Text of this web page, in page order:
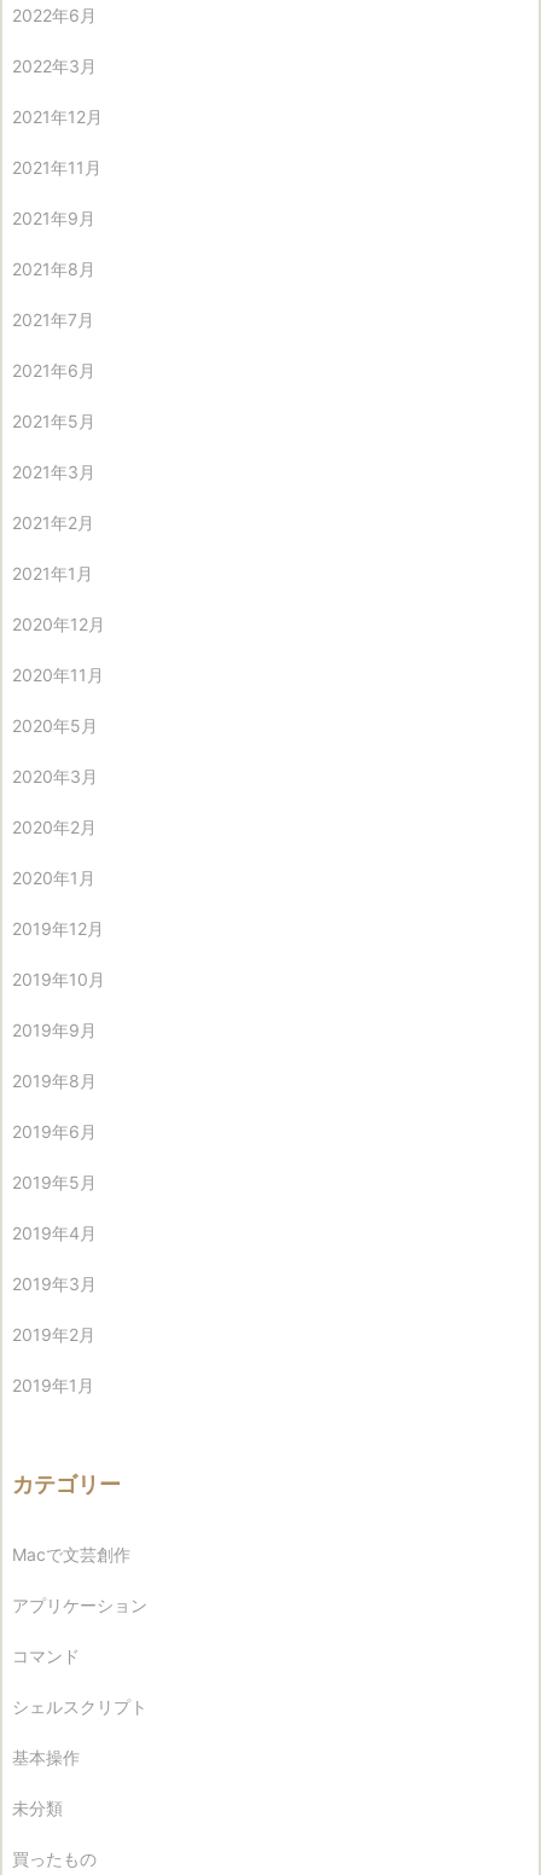
2022年6月
2022年3月
2021年12月
2021年11月
2021年9月
2021年8月
2021年7月
2021年6月
2021年5月
2021年3月
2021年2月
2021年1月
2020年12月
2020年11月
2020年5月
2020年3月
2020年2月
2020年1月
2019年12月
2019年10月
2019年9月
2019年8月
2019年6月
2019年5月
2019年4月
2019年3月
2019年2月
2019年1月
カテゴリー
Macで文芸創作
アプリケーション
コマンド
シェルスクリプト
基本操作
未分類
買ったもの